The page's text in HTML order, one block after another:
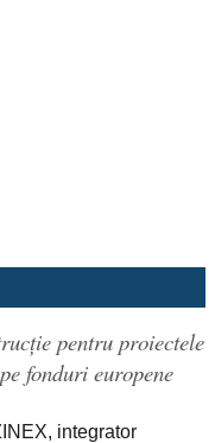
pentru proiectele
fonduri europene
integrator